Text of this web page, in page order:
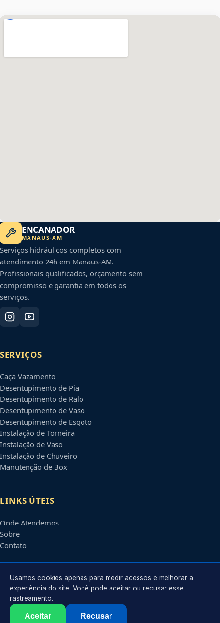
ENCANADOR
MANAUS-AM
Serviços hidráulicos completos com
atendimento 24h em Manaus-AM.
Profissionais qualificados, orçamento sem
compromisso e garantia em todos os
serviços.
SERVIÇOS
Caça Vazamento
Desentupimento de Pia
Desentupimento de Ralo
Desentupimento de Vaso
Desentupimento de Esgoto
Instalação de Torneira
Instalação de Vaso
Instalação de Chuveiro
Manutenção de Box
LINKS ÚTEIS
Onde Atendemos
Sobre
Contato
CONTATO
Atendimento em
contato@encanadoremmanaus.com.br
Usamos cookies apenas para medir acessos e melhorar a
experiência do site. Você pode aceitar ou recusar esse
rastreamento.
Aceitar Recusar